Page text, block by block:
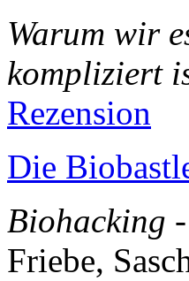
Warum wir
kompliziert
Rezension
Die
Biohacking
Friebe,